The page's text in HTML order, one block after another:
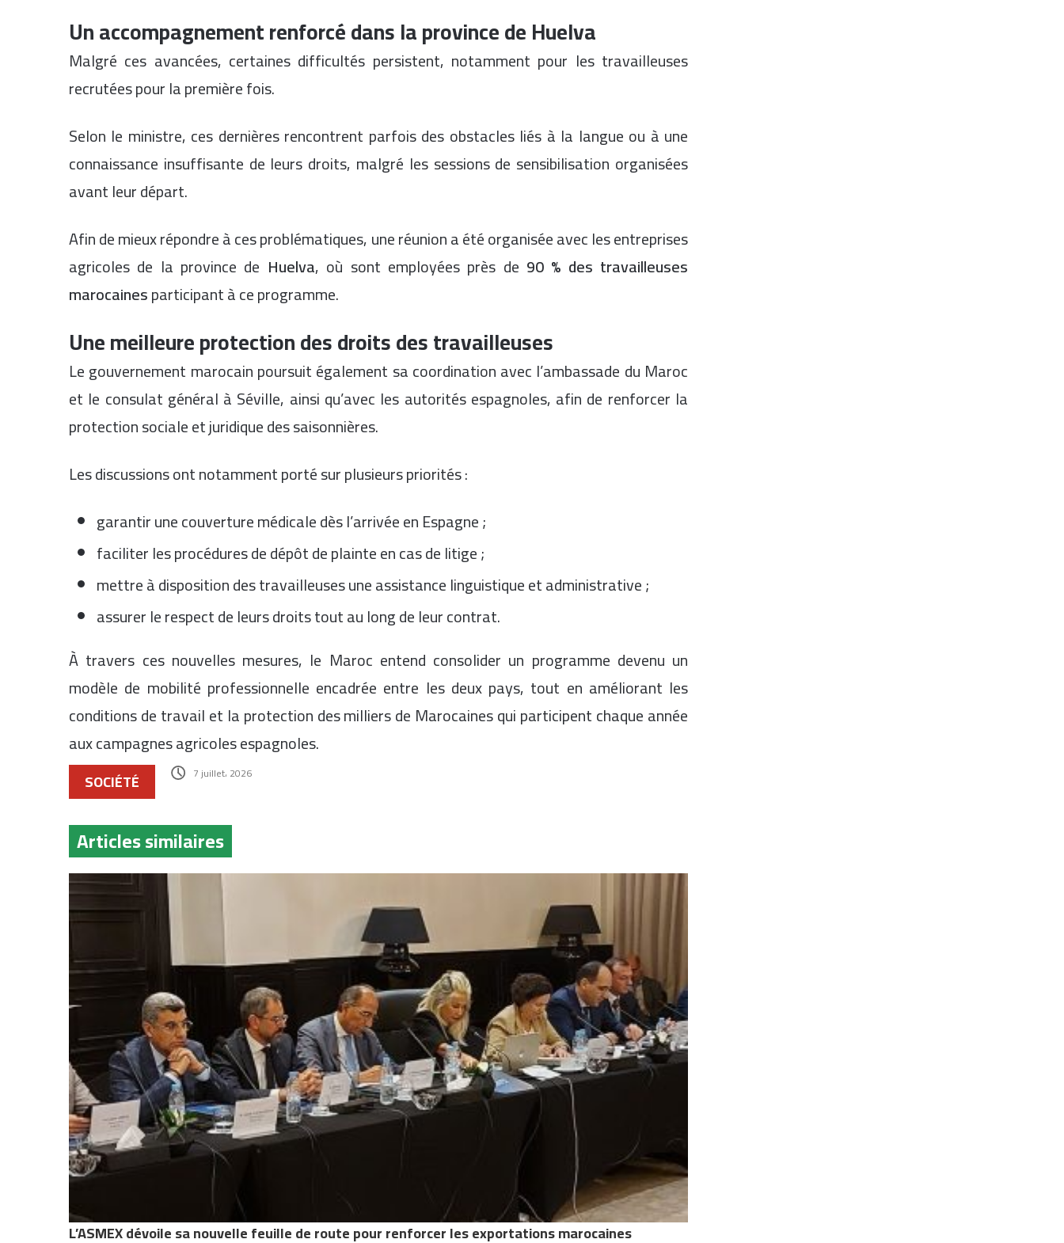
Un accompagnement renforcé dans la province de Huelva
Malgré ces avancées, certaines difficultés persistent, notamment pour les travailleuses
recrutées pour la première fois.
Selon le ministre, ces dernières rencontrent parfois des obstacles liés à la langue ou à une
connaissance insuffisante de leurs droits, malgré les sessions de sensibilisation organisées
avant leur départ.
Afin de mieux répondre à ces problématiques, une réunion a été organisée avec les entreprises
agricoles de la province de Huelva, où sont employées près de 90 % des travailleuses
marocainesparticipant à ce programme.
Une meilleure protection des droits des travailleuses
Le gouvernement marocain poursuit également sa coordination avec l’ambassade du Maroc
et le consulat général à Séville, ainsi qu’avec les autorités espagnoles, afin de renforcer la
protection sociale et juridique des saisonnières.
Les discussions ont notamment porté sur plusieurs priorités :
garantir une couverture médicale dès l’arrivée en Espagne ;
faciliter les procédures de dépôt de plainte en cas de litige ;
mettre à disposition des travailleuses une assistance linguistique et administrative ;
assurer le respect de leurs droits tout au long de leur contrat.
À travers ces nouvelles mesures, le Maroc entend consolider un programme devenu un
modèle de mobilité professionnelle encadrée entre les deux pays, tout en améliorant les
conditions de travail et la protection des milliers de Marocaines qui participent chaque année
aux campagnes agricoles espagnoles.
SOCIÉTÉ 7 juillet، 2026
Articles similaires
L’ASMEX dévoile sa nouvelle feuille de route pour renforcer les exportations marocaines